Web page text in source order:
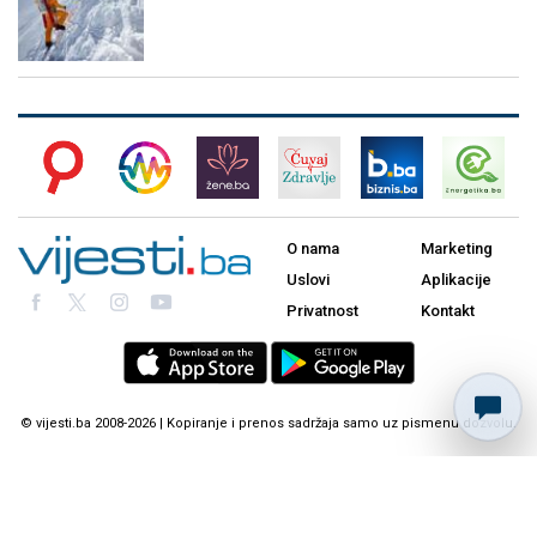
O nama
Uslovi
Privatnost
Marketing
Aplikacije
Kontakt
© vijesti.ba 2008-2026 | Kopiranje i prenos sadržaja samo uz pismenu dozvolu.